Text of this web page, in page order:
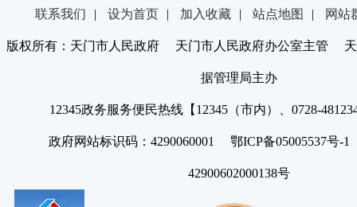
联系我们 | 设为首页 | 加入收藏 | 站点地图 | 网站
版权所有：天门市人民政府 天门市人民政府办公室主管 天
据管理局主办
12345政务服务便民热线【12345（市内）、0728-
政府网站标识码：4290060001 鄂ICP备05005537号
42900602000138号